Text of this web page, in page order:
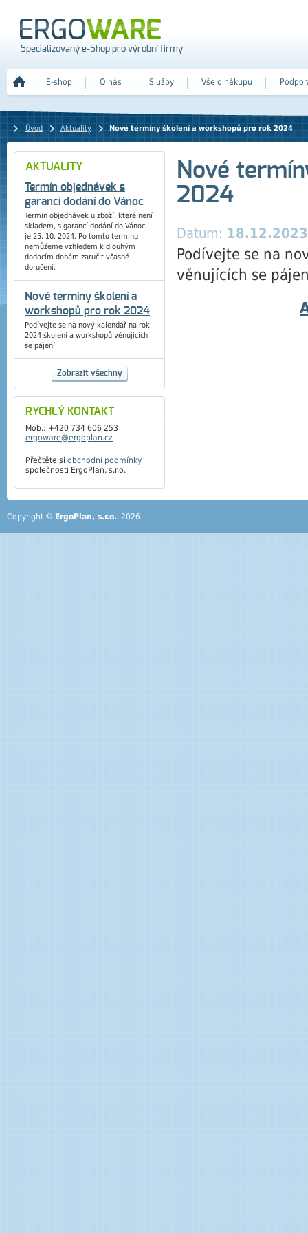
Specializovaný e-Shop pro výrobní firmy
E-shop O nás Služby Vše o nákupu
Úvod Aktuality Nové termíny školení a workshopů pro rok 2024
Nové
2024
Datum: 18.12.2023
Podívejte se na
věnujících se
AKTUALITY
Termín objednávek s
garancí dodání do Vánoc
Termín objednávek u zboží, které není
skladem, s garancí dodání do Vánoc,
je 25. 10. 2024. Po tomto termínu
nemůžeme vzhledem k dlouhým
dodacím dobám zaručit včasné
doručení.
Nové termíny školení a
workshopů pro rok 2024
Podívejte se na nový kalendář na rok
2024 školení a workshopů věnujících
se pájení.
Zobrazit všechny
RYCHLÝ KONTAKT
Mob.: +420 734 606 253
ergoware@ergoplan.cz
Přečtěte si obchodní podmínky
společnosti ErgoPlan, s.r.o.
Copyright © ErgoPlan, s.r.o., 2026